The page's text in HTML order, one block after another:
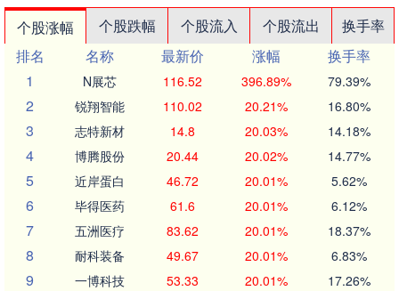
个股涨幅 个股跌幅 个股流入 个股流出
换手率
排名
名称 最新价 涨幅
换手率
1
N展芯 116.52 396.89% 79.39%
2 锐翔智能 110.02 20.21% 16.80%
3 志特新材 14.8 20.03% 14.18%
4 博腾股份 20.44 20.02% 14.77%
5 近岸蛋白 46.72 20.01% 5.62%
6 毕得医药 61.6 20.01% 6.12%
7 五洲医疗 83.62 20.01% 18.37%
8 耐科装备 49.67 20.01% 6.83%
9 一博科技 53.33 20.01% 17.26%